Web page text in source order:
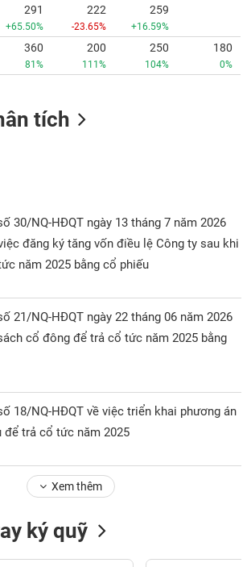
291
+65.50%
222
-23.65%
259
+16.59%
360
81%
200
111%
250
104%
180
0%
tích
30/NQ-HĐQT ngày 13 tháng 7 năm 2026
đăng ký tăng vốn điều lệ Công ty sau khi
năm 2025 bằng cổ phiếu
21/NQ-HĐQT ngày 22 tháng 06 năm 2026
cổ đông để trả cổ tức năm 2025 bằng
18/NQ-HĐQT về việc triển khai phương án
để trả cổ tức năm 2025
Xem thêm
ký quỹ